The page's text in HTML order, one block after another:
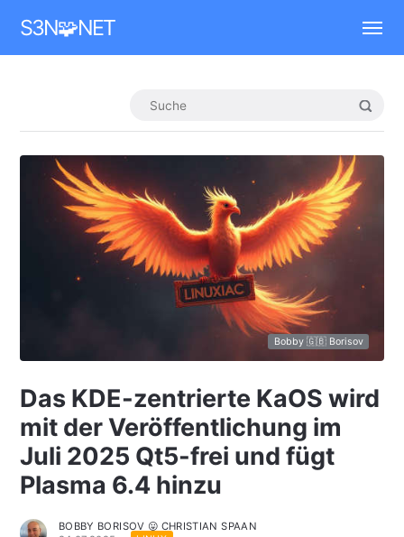
S3N🧩NET
Bobby 🇬🇧 Borisov
Das KDE-zentrierte KaOS wird
mit der Veröffentlichung im
Juli 2025 Qt5-frei und fügt
Plasma 6.4 hinzu
BOBBY BORISOV 😛 CHRISTIAN SPAAN